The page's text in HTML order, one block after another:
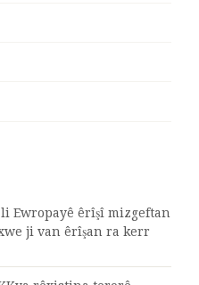
Ewropayê êrîşî mizgeftan
ji van êrîşan ra kerr